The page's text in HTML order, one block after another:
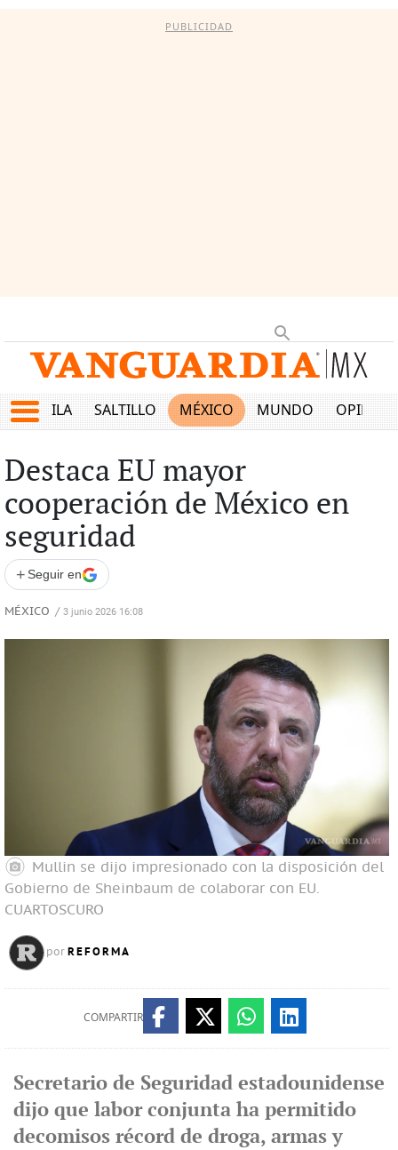
PUBLICIDAD
COAHUILA SALTILLO MÉXICO MUNDO OPINIÓN
Destaca EU mayor
cooperación de México en
seguridad
+ Seguir en
MÉXICO / 3 junio 2026 16:08
Mullin se dijo impresionado con la disposición del
Gobierno de Sheinbaum de colaborar con EU.
CUARTOSCURO
por REFORMA
COMPARTIR
Secretario de Seguridad estadounidense
dijo que labor conjunta ha permitido
decomisos récord de droga, armas y